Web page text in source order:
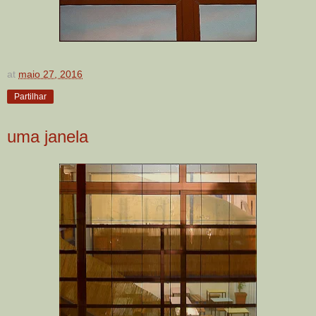
at maio 27, 2016
Partilhar
uma janela